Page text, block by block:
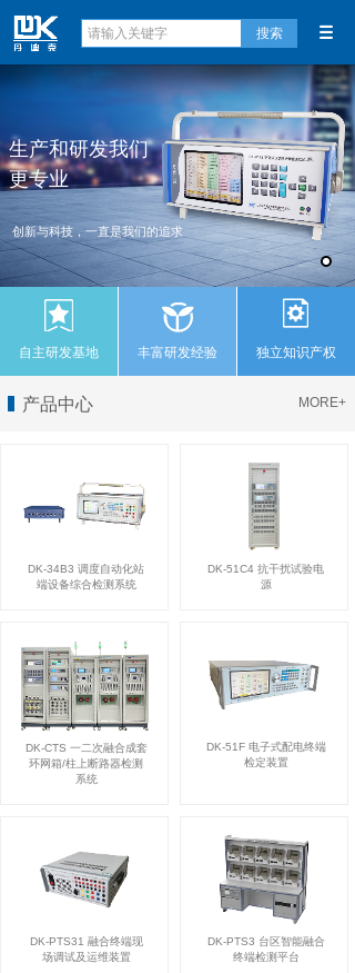
搜索
生产和研发我们
更专业
创新与科技，一直是我们的追求
自主研发基地 丰富研发经验 独立知识产权
MORE+
产品中心
DK-34B3 调度自动化站
端设备综合检测系统
DK-51C4 抗干扰试验电
源
DK-CTS 一二次融合成套
环网箱/柱上断路器检测
系统
DK-51F 电子式配电终端
检定装置
DK-PTS31 融合终端现
场调试及运维装置
DK-PTS3 台区智能融合
终端检测平台